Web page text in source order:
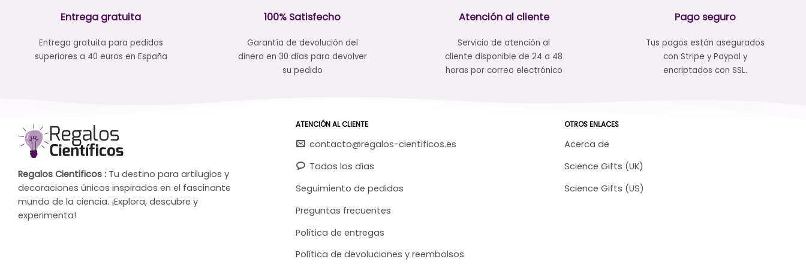
pueden
en
la
página
Entrega gratuita
Entrega gratuita para pedidos
superiores a 40 euros en España
100% Satisfecho
Garantía de devolución del
dinero en 30 días para devolver
su pedido
Atención al cliente
Servicio de atención al
cliente disponible de 24 a 48
horas por correo electrónico
Pago seguro
Tus pagos están asegurados
con Stripe y Paypal y
encriptados con SSL.
Regalos Cientificos : Tu destino para artilugios y
decoraciones únicos inspirados en el fascinante
mundo de la ciencia. ¡Explora, descubre y
experimenta!
ATENCIÓN AL CLIENTE
contacto@regalos-cientificos.es
Todos los días
Seguimiento de pedidos
Preguntas frecuentes
Política de entregas
Política de devoluciones y reembolsos
OTROS ENLACES
Acerca de
Science Gifts (UK)
Science Gifts (US)